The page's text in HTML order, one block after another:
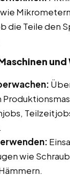
die Teile den
wie